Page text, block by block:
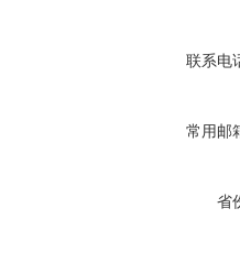
联系电
常用邮
省